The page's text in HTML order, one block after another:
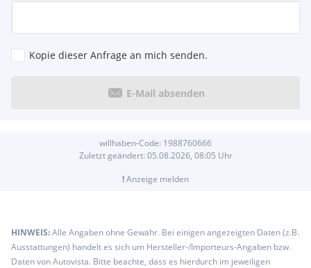
Audio 20 CD
Fondsitzlehnen klappbar 1/3 zu 2/3 geteilt und in der
Neigung verstellbar
Zierelemente Aluminium mit Längsschliff hell
Selektives Dämpfungssystem
TIREFIT mit elektrischer Luftpumpe
Automatikgetriebe 7-Gang, 7G-TRONIC PLUS
Wärmedämmendes Glas grün rundum, Heckscheibe
Einscheibensicherheitsglas (ESG)
Kopie dieser Anfrage an mich senden.
E-Mail absenden
willhaben-Code: 1988760666
Zuletzt geändert: 05.08.2026, 08:05 Uhr
!Anzeige melden
HINWEIS:Alle Angaben ohne Gewähr. Bei einigen angezeigten Daten (z.B.
Ausstattungen) handelt es sich um Hersteller-/Importeurs-Angaben bzw.
Daten von Autovista. Bitte beachte, dass es hierdurch im jeweiligen